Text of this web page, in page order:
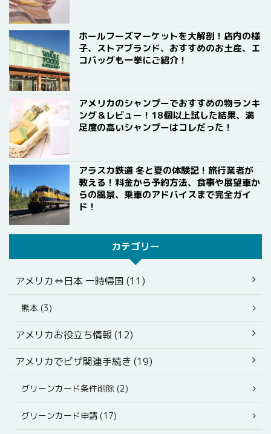
ホールフーズマーケットを大解剖！店内の様
子、ストアブランド、おすすめのお土産、エ
コバッグも一挙にご紹介！
アメリカのシャンプーでおすすめの物ランキ
ング＆レビュー！18個以上試した結果、満
足度の高いシャンプーはコレだった！
アラスカ鉄道 冬と夏の体験記！旅行業者が
教える！料金から予約方法、食事や展望車か
らの風景、乗車のアドバイスまで完全ガイ
ド！
カテゴリー
アメリカ⇔日本 一時帰国 (11)
熊本 (3)
アメリカお役立ち情報 (12)
アメリカでビザ関連手続き (19)
グリーンカード条件削除 (2)
グリーンカード申請 (17)